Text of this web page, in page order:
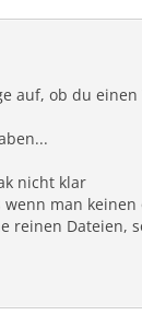
auf, ob du
nicht klar
man
reinen